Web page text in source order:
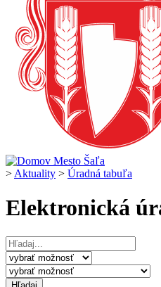
> Aktuality > Úradná tabuľa
Elektronická